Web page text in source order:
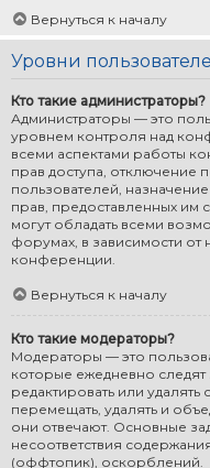
Вернуться к началу
Уровни
Кто такие администраторы?
Администраторы — это
уровнем контроля над
всеми аспектами работы
прав доступа, отключение
пользователей,
прав, предоставленных им
могут обладать всеми
форумах, в зависимости от
конференции.
Вернуться к началу
Кто такие модераторы?
Модераторы — это
которые ежедневно
редактировать или
перемещать, удалять и
они отвечают. Основные
несоответствия
(оффтопик), оскорблений.